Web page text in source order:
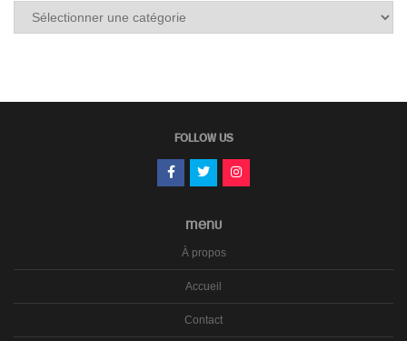
FOLLOW US
MENU
À propos
Accueil
Contact